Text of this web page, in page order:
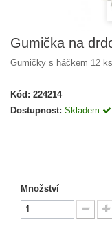
Gumička na
Gumičky s háčkem 12
Kód: 224214
Dostupnost: Skladem
Množství